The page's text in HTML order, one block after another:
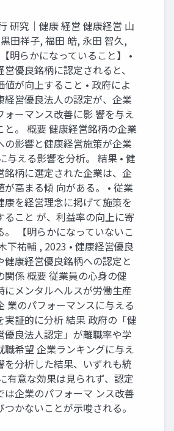
研究｜健康 経営 健康経営 山
田祥子, 福田 皓, 永田 智久,
明らかになっていること】 •
営優良銘柄に認定されると、
値が向上すること • 政府によ
経営優良法人の認定が、企業
ォーマンス改善に影 響を与え
と。 概要 健康経営銘柄の企業
の影響と健康経営施策が企業
与える影響を分析。 結果 • 健
銘柄に選定された企業は、企
が高まる傾 向がある。 • 従業
康を経営理念に掲げて施策を
ること が、利益率の向上に寄
。 【明らかになっていないこ
下祐輔 , 2023 • 健康経営優良
健康経営優良銘柄への認定と
関係 概要 従業員の心身の健
にメンタルヘルスが労働生産
業のパフォーマンスに与える
実証的に分析 結果 政府の「健
優良法人認定」が離職率や学
職希望 企業ランキングに与え
を分析した結果、いずれも統
有意な効果は見られず、認定
は企業のパフォーマ ンス改善
つかないことが示唆される。